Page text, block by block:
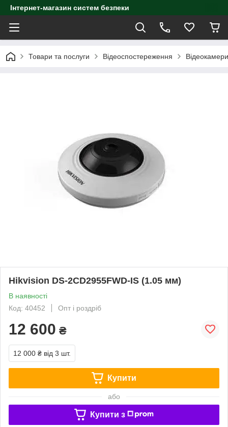
Інтернет-магазин систем безпеки
Товари та послуги Відеоспостереження
Hikvision DS-2CD2955FWD-IS (1.05 мм)
В наявності
Код: 40452
Опт і роздріб
12 600 ₴
12 000 ₴ від 3 шт.
Купити
або
Купити з